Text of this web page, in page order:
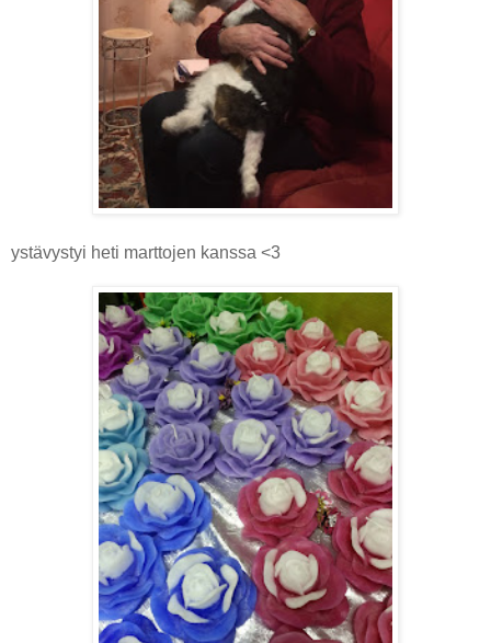
ystävystyi heti marttojen kanssa <3